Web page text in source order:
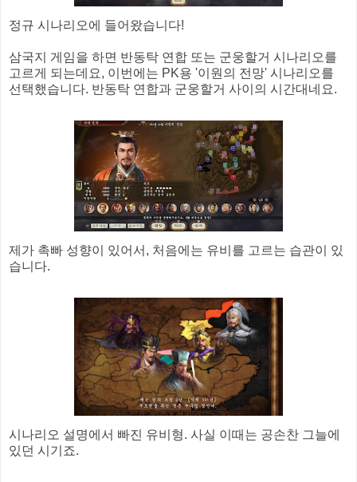
정규 시나리오에 들어왔습니다!
삼국지 게임을 하면 반동탁 연합 또는 군웅할거 시나리오를
고르게 되는데요, 이번에는 PK용 '이원의 전망' 시나리오를
선택했습니다. 반동탁 연합과 군웅할거 사이의 시간대네요.
제가 촉빠 성향이 있어서, 처음에는 유비를 고르는 습관이 있
습니다.
시나리오 설명에서 빠진 유비형. 사실 이때는 공손찬 그늘에
있던 시기죠.